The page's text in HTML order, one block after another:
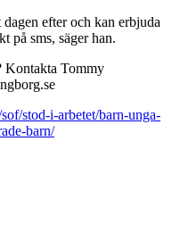
dagen efter och kan erbjuda
på sms, säger han.
Kontakta Tommy
stod-i-arbetet/barn-unga-
barn/